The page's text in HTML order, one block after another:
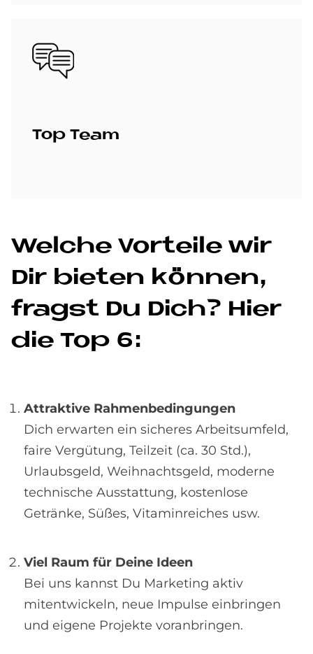
Bild
Top Team
Wel­che Vor­teile wir
Dir bie­ten kön­nen,
fragst Du Dich? Hier
die Top 6:
Attraktive Rahmenbedingungen
Dich erwarten ein sicheres Arbeitsumfeld,
faire Vergütung, Teilzeit (ca. 30 Std.),
Urlaubsgeld, Weihnachtsgeld, moderne
technische Ausstattung, kostenlose
Getränke, Süßes, Vitaminreiches usw.
Viel Raum für Deine Ideen
Bei uns kannst Du Marketing aktiv
mitentwickeln, neue Impulse einbringen
und eigene Projekte voranbringen.